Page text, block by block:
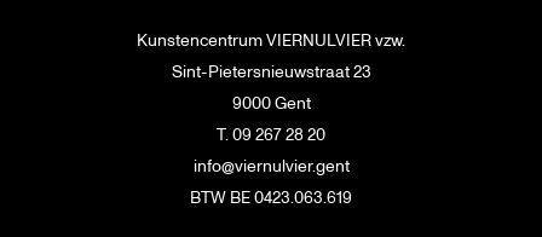
Kunstencentrum VIERNULVIER vzw.
Sint-Pietersnieuwstraat 23
9000 Gent
T. 09 267 28 20
info@viernulvier.gent
BTW BE 0423.063.619